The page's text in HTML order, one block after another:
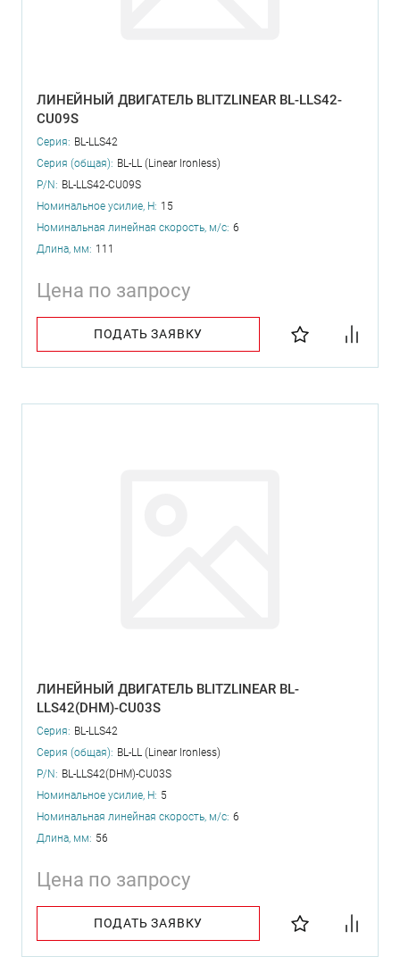
ЛИНЕЙНЫЙ ДВИГАТЕЛЬ BLITZLINEAR BL-LLS42-
CU09S
Серия: BL-LLS42
Серия (общая): BL-LL (Linear Ironless)
P/N: BL-LLS42-CU09S
Номинальное усилие, Н: 15
Номинальная линейная скорость, м/с: 6
Длина, мм: 111
Цена по запросу
ПОДАТЬ ЗАЯВКУ
ЛИНЕЙНЫЙ ДВИГАТЕЛЬ BLITZLINEAR BL-
LLS42(DHM)-CU03S
Серия: BL-LLS42
Серия (общая): BL-LL (Linear Ironless)
P/N: BL-LLS42(DHM)-CU03S
Номинальное усилие, Н: 5
Номинальная линейная скорость, м/с: 6
Длина, мм: 56
Цена по запросу
ПОДАТЬ ЗАЯВКУ